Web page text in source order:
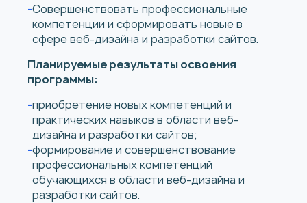
Совершенствовать профессиональные
компетенции и сформировать новые в
сфере веб-дизайна и разработки сайтов.
Планируемые результаты освоения
программы:
приобретение новых компетенций и
практических навыков в области веб-
дизайна и разработки сайтов;
формирование и совершенствование
профессиональных компетенций
обучающихся в области веб-дизайна и
разработки сайтов.